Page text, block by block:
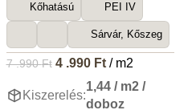
Kőhatású PEI IV
Sárvár, Kőszeg
7 .990Ft 4 .990 Ft/ m2
Kiszerelés:
1,44 / m2 /
doboz